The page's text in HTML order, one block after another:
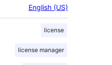
English (US)
license
license manager